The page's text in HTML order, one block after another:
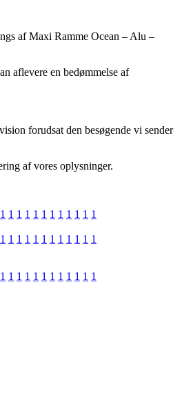
af Maxi Ramme Ocean – Alu –
aflevere en bedømmelse af
forudsat den besøgende vi sender
af vores oplysninger.
1 1 1 1 1 1 1 1 1 1 1 1
1 1 1 1 1 1 1 1 1 1 1 1
1 1 1 1 1 1 1 1 1 1 1 1